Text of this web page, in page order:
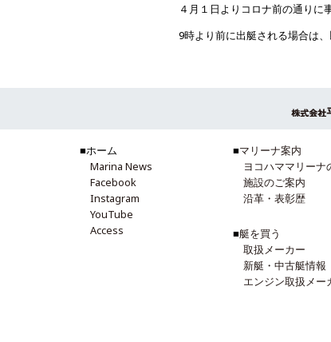
４月１日よりコロナ前の通りに
9時より前に出艇される場合は
■ホーム
Marina News
Facebook
Instagram
YouTube
Access
■マリーナ案内
ヨコハママリーナ
施設のご案内
沿革・表彰歴
■艇を買う
取扱メーカー
新艇・中古艇情報
エンジン取扱メー